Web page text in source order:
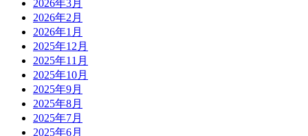
2026年3月
2026年2月
2026年1月
2025年12月
2025年11月
2025年10月
2025年9月
2025年8月
2025年7月
2025年6月